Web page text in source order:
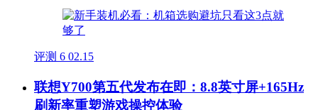
评测 6 02.15
联想Y700第五代发布在即：8.8英寸屏+165Hz
刷新率重塑游戏操控体验